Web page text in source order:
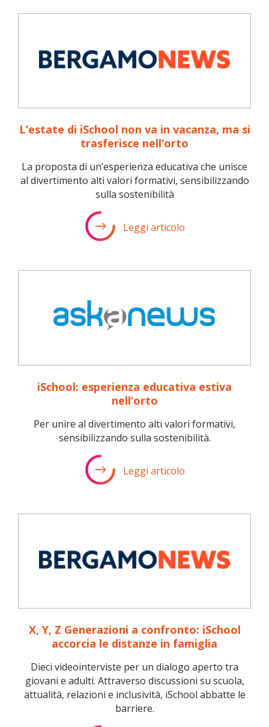
L’estate di iSchool non va in vacanza, ma si
trasferisce nell’orto
La proposta di un’esperienza educativa che unisce
al divertimento alti valori formativi, sensibilizzando
sulla sostenibilità
Leggi articolo
iSchool: esperienza educativa estiva
nell’orto
Per unire al divertimento alti valori formativi,
sensibilizzando sulla sostenibilità.
Leggi articolo
X, Y, Z Generazioni a confronto: iSchool
accorcia le distanze in famiglia
Dieci videointerviste per un dialogo aperto tra
giovani e adulti. Attraverso discussioni su scuola,
attualità, relazioni e inclusività, iSchool abbatte le
barriere.